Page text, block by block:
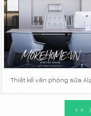
Thiết kế văn phòng sữa
>>